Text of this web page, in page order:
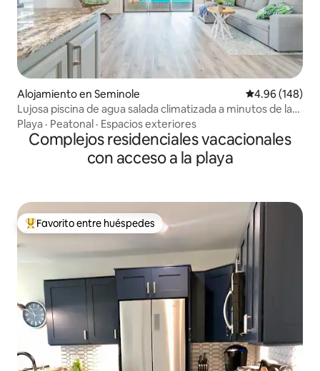
Alojamiento en Seminole Calificación
4.96 (148)
Lujosa piscina de agua salada climatizada a minutos de la
playa
Playa · Peatonal · Espacios exteriores
Complejos residenciales vacacionales
con acceso a la playa
Favorito entre huéspedes preferido
Favorito entre huéspedes